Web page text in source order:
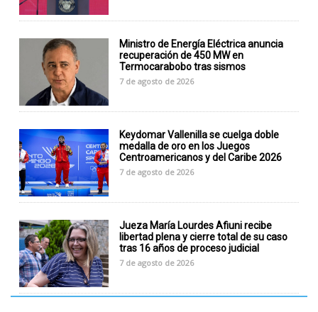
Ministro de Energía Eléctrica anuncia
recuperación de 450 MW en
Termocarabobo tras sismos
7 de agosto de 2026
Keydomar Vallenilla se cuelga doble
medalla de oro en los Juegos
Centroamericanos y del Caribe 2026
7 de agosto de 2026
Jueza María Lourdes Afiuni recibe
libertad plena y cierre total de su caso
tras 16 años de proceso judicial
7 de agosto de 2026